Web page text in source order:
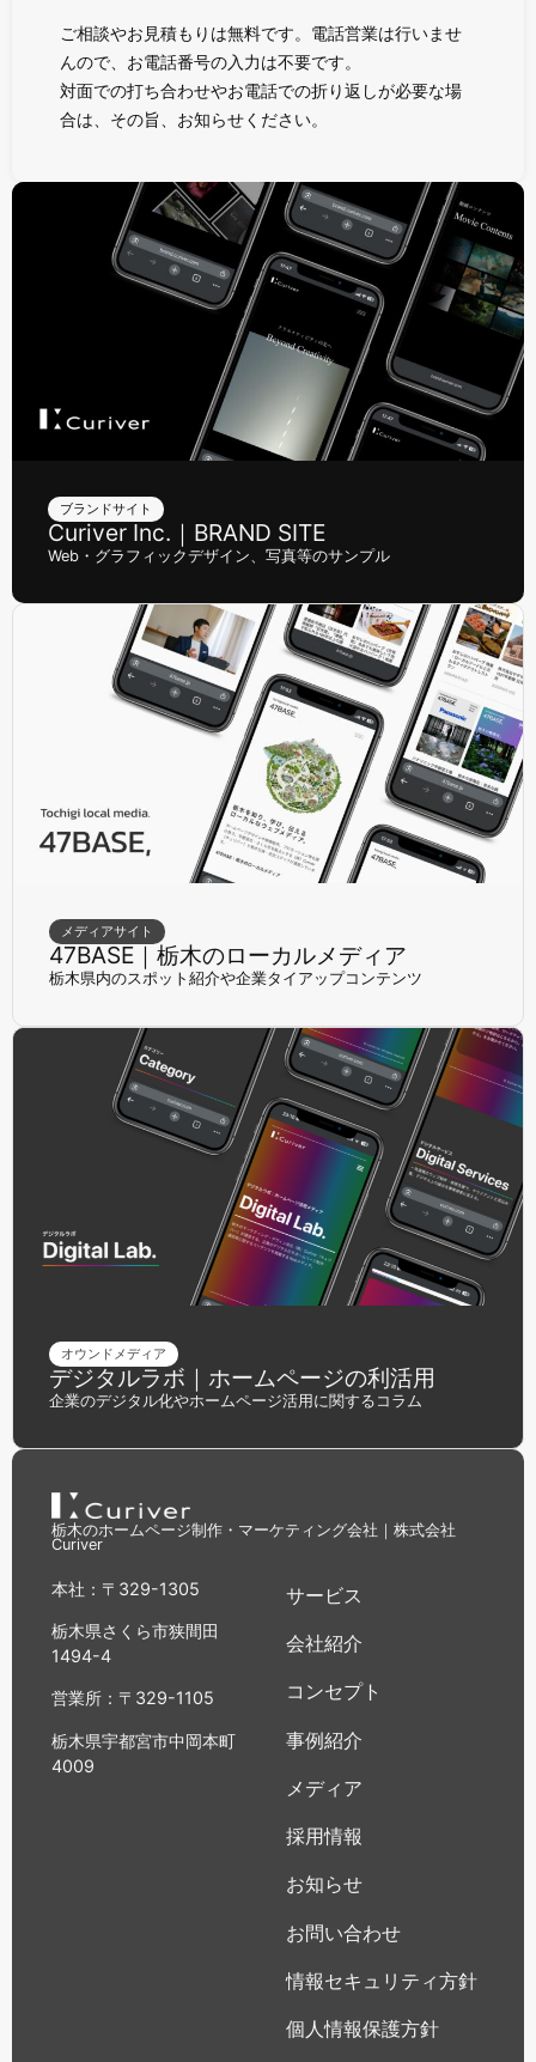
ご相談やお見積もりは無料です。電話営業は行いませ
んので、お電話番号の入力は不要です。
対面での打ち合わせやお電話での折り返しが必要な場
合は、その旨、お知らせください。
ブランドサイト
Curiver Inc.｜BRAND SITE
Web・グラフィックデザイン、写真等のサンプル
メディアサイト
47BASE｜栃木のローカルメディア
栃木県内のスポット紹介や企業タイアップコンテンツ
オウンドメディア
デジタルラボ｜ホームページの利活用
企業のデジタル化やホームページ活用に関するコラム
栃木のホームページ制作・マーケティング会社｜株式会社
Curiver
本社：〒329-1305
栃木県さくら市狭間田
1494-4
営業所：〒329-1105
栃木県宇都宮市中岡本町
4009
サービス
会社紹介
コンセプト
事例紹介
メディア
採用情報
お知らせ
お問い合わせ
情報セキュリティ方針
個人情報保護方針